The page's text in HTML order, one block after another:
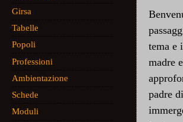
tema e
madre
padre
Girsa
Tabelle
Popoli
Professioni
Ambientazione
Schede
Moduli